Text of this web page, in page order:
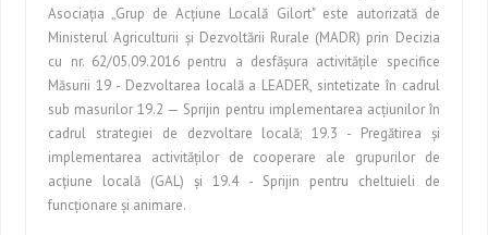
Asociaţia „Grup de Acţiune Locală Gilort" este autorizată de
Ministerul Agriculturii şi Dezvoltării Rurale (MADR) prin Decizia
cu nr. 62/05.09.2016 pentru a desfăşura activităţile specifice
Măsurii 19 - Dezvoltarea locală a LEADER, sintetizate în cadrul
sub masurilor 19.2 — Sprijin pentru implementarea acţiunilor în
cadrul strategiei de dezvoltare locală; 19.3 - Pregătirea şi
implementarea activităţilor de cooperare ale grupurilor de
acţiune locală (GAL) şi 19.4 - Sprijin pentru cheltuieli de
funcţionare şi animare.